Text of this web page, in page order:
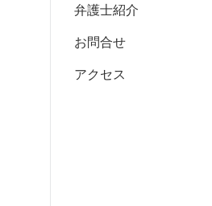
弁護士紹介
お問合せ
アクセス